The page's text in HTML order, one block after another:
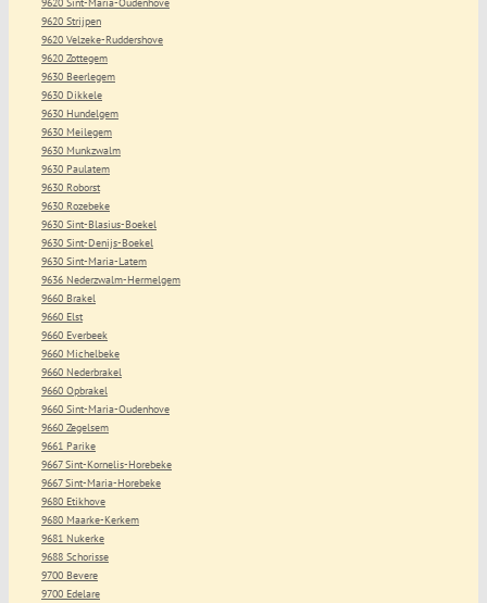
9620 Sint-Maria-Oudenhove
9620 Strijpen
9620 Velzeke-Ruddershove
9620 Zottegem
9630 Beerlegem
9630 Dikkele
9630 Hundelgem
9630 Meilegem
9630 Munkzwalm
9630 Paulatem
9630 Roborst
9630 Rozebeke
9630 Sint-Blasius-Boekel
9630 Sint-Denijs-Boekel
9630 Sint-Maria-Latem
9636 Nederzwalm-Hermelgem
9660 Brakel
9660 Elst
9660 Everbeek
9660 Michelbeke
9660 Nederbrakel
9660 Opbrakel
9660 Sint-Maria-Oudenhove
9660 Zegelsem
9661 Parike
9667 Sint-Kornelis-Horebeke
9667 Sint-Maria-Horebeke
9680 Etikhove
9680 Maarke-Kerkem
9681 Nukerke
9688 Schorisse
9700 Bevere
9700 Edelare